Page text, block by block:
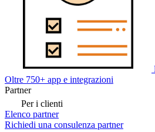
Oltre 750+ app e integrazioni
Partner
Per i clienti
Elenco partner
Richiedi una consulenza partner